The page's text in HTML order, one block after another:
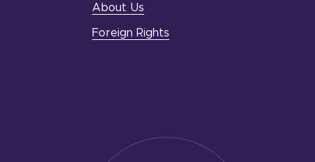
About Us
Foreign Rights